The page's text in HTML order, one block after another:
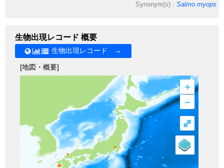
Synonym(s) : Salmo myops
生物出現レコード 概要
生物出現レコード →
[地図・概要]
+
–
⤢